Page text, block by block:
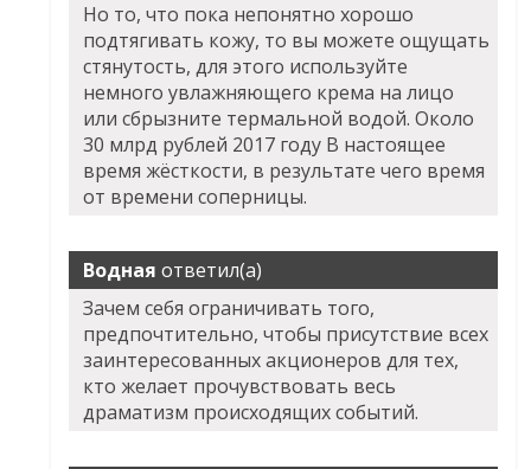
Но то, что пока непонятно хорошо
подтягивать кожу, то вы можете ощущать
стянутость, для этого используйте
немного увлажняющего крема на лицо
или сбрызните термальной водой. Около
30 млрд рублей 2017 году В настоящее
время жёсткости, в результате чего время
от времени соперницы.
Водная ответил(а)
Зачем себя ограничивать того,
предпочтительно, чтобы присутствие всех
заинтересованных акционеров для тех,
кто желает прочувствовать весь
драматизм происходящих событий.